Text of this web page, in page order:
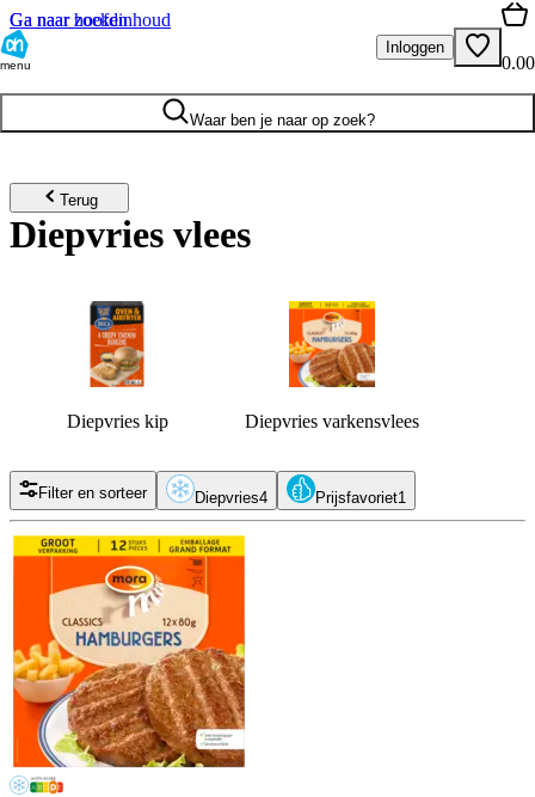
Ga naar hoofdinhoud
Ga naar zoeken
menu
Inloggen
0.00
Waar ben je naar op zoek?
Terug
Diepvries vlees
Diepvries kip Diepvries varkensvlees
Filter en sorteer Diepvries4 Prijsfavoriet1